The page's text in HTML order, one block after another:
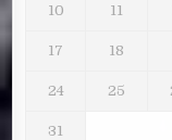
10 11
17 18
24 25
31